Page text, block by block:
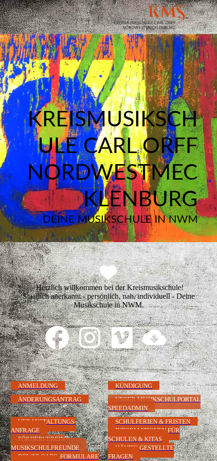
KREISMUSIKSCH
ULE CARL ORFF
NORDWESTMEC
KLENBURG
DEINE MUSIKSCHULE IN NWM
Herzlich willkommen bei der Kreismusikschule!
Staatlich anerkannt - persönlich, nah, individuell - Deine
Musikschule in NWM.
ANMELDUNG
KÜNDIGUNG
ÄNDERUNGSANTRAG
UNSER MUSIKSCHULPORTAL
SPEEDADMIN
VERANSTALTUNGS-
ANFRAGE
FÖRDERVEREIN
MUSIKSCHULFREUNDE
DOWNLOADS, FORMULARE
SCHULFERIEN & FRISTEN
INFORMATIONEN FÜR
SCHULEN & KITAS
HÄUFIG GESTELLTE
FRAGEN